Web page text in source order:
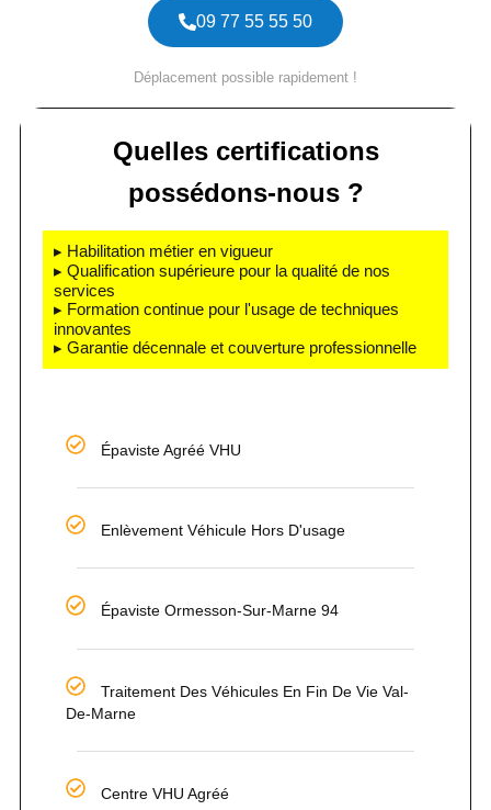
09 77 55 55 50
Déplacement possible rapidement !
Quelles certifications
possédons-nous ?
▸ Habilitation métier en vigueur
▸ Qualification supérieure pour la qualité de nos
services
▸ Formation continue pour l'usage de techniques
innovantes
▸ Garantie décennale et couverture professionnelle
Épaviste Agréé VHU
Enlèvement Véhicule Hors D'usage
Épaviste Ormesson-Sur-Marne 94
Traitement Des Véhicules En Fin De Vie Val-
De-Marne
Centre VHU Agréé